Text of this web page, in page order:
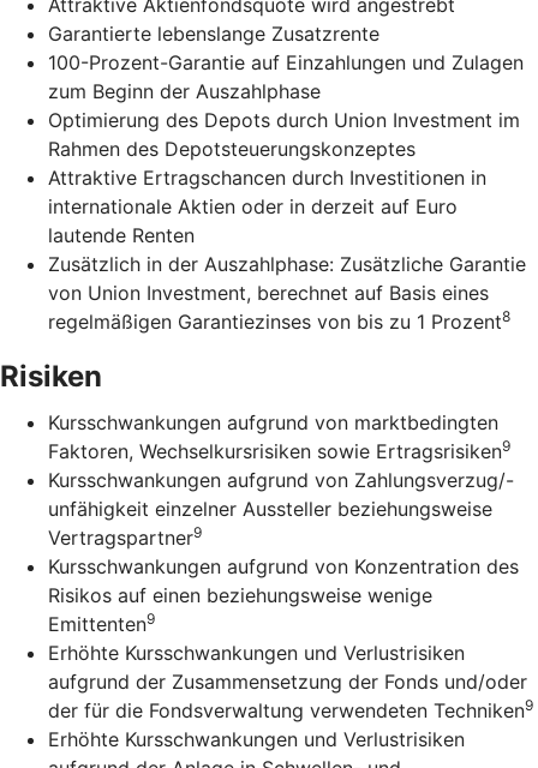
Garantierte lebenslange Zusatzrente
100-Prozent-Garantie auf Einzahlungen und Zulagen
zum Beginn der Auszahlphase
Optimierung des Depots durch Union Investment im
Rahmen des Depotsteuerungskonzeptes
Attraktive Ertragschancen durch Investitionen in
internationale Aktien oder in derzeit auf Euro
lautende Renten
Zusätzlich in der Auszahlphase: Zusätzliche Garantie
von Union Investment, berechnet auf Basis eines
regelmäßigen Garantiezinses von bis zu 1 Prozent8
Risiken
Kursschwankungen aufgrund von marktbedingten
Faktoren, Wechselkursrisiken sowie Ertragsrisiken9
Kursschwankungen aufgrund von Zahlungsverzug/-
unfähigkeit einzelner Aussteller beziehungsweise
Vertragspartner9
Kursschwankungen aufgrund von Konzentration des
Risikos auf einen beziehungsweise wenige
Emittenten9
Erhöhte Kursschwankungen und Verlustrisiken
aufgrund der Zusammensetzung der Fonds und/oder
der für die Fondsverwaltung verwendeten Techniken9
Erhöhte Kursschwankungen und Verlustrisiken